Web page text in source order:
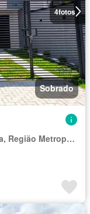
4fotos
Sobrado
Região Geográfica Imediata de Curitiba, Região Metropolitana de Curitiba